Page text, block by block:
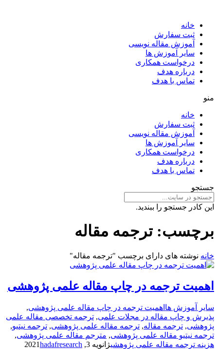
خانه
ثبت سفارش
آموزش مقاله نویسی
سایر آموزش ها
درخواست همکاری
درباره هدف
تماس با هدف
منو
خانه
ثبت سفارش
آموزش مقاله نویسی
سایر آموزش ها
درخواست همکاری
درباره هدف
تماس با هدف
جستجو
این کادر جستجو را ببندید.
برچسب:ترجمه مقاله
خانه نوشته های دارای برچسب "ترجمه مقاله"
اهمیت ترجمه در چاپ مقاله علمی پژوهشی
سایر آموزش ها اهمیت ترجمه در چاپ مقاله علمی پژوهشی,
پذیرش و چاپ مقاله در مجلات علمی, ترجمه تخصصی مقاله علمی
پژوهشی, ترجمه مقاله, ترجمه مقاله علمی پژوهشی, ترجمه نیتیو,
ترجمه نیتیو مقاله علمی پژوهشی, مترجم مقاله علمی پژوهشی,
هزینه ترجمه مقاله علمی پژوهشیژانویه 3, 2021 hadafresearch